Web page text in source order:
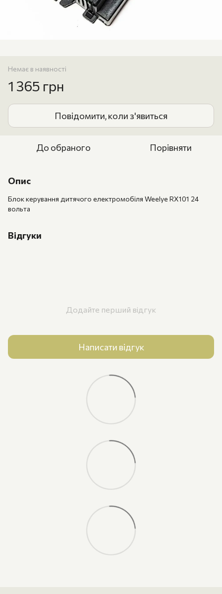
Немає в наявності
1 365 грн
Повідомити, коли з'явиться
До обраного Порівняти
Опис
Блок керування дитячого електромобіля Weelye RX101 24
вольта
Відгуки
Додайте перший відгук
Написати відгук